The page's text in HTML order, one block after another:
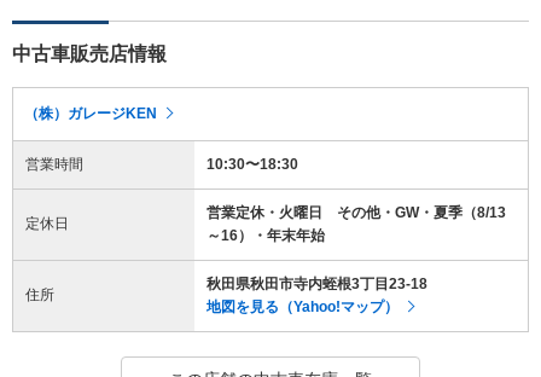
中古車販売店情報
（株）ガレージKEN
営業時間 10:30〜18:30
定休日
営業定休・火曜日 その他・GW・夏季（8/13
～16）・年末年始
住所
秋田県秋田市寺内蛭根3丁目23-18
地図を見る（Yahoo!マップ）